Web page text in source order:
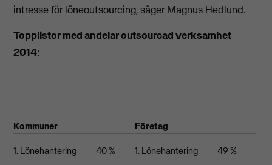
intresse för löneoutsourcing, säger Magnus Hedlund.
Topplistor med andelar outsourcad verksamhet
2014:
Kommuner Företag
1. Lönehantering 40 % 1. Lönehantering
49 %